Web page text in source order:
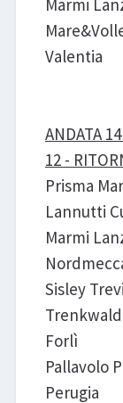
Marmi
Valentia
ANDATA
12 -
Prisma
Lannutti
Marmi
Sisley
Forlì
Pallavolo
Perugia